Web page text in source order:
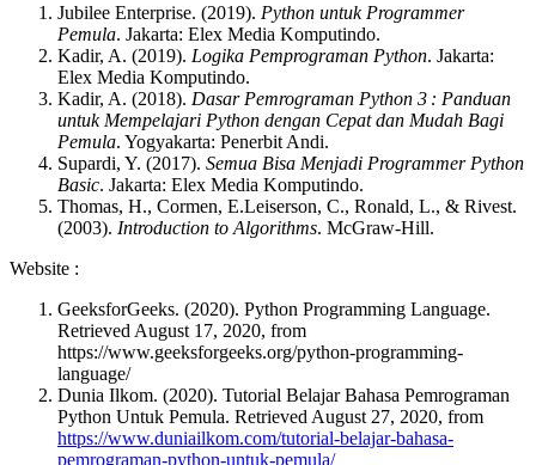
Jubilee Enterprise. (2019). Python untuk Programmer
Pemula. Jakarta: Elex Media Komputindo.
Kadir, A. (2019). Logika Pemprograman Python. Jakarta:
Elex Media Komputindo.
Kadir, A. (2018). Dasar Pemrograman Python 3 : Panduan
untuk Mempelajari Python dengan Cepat dan Mudah Bagi
Pemula. Yogyakarta: Penerbit Andi.
Supardi, Y. (2017). Semua Bisa Menjadi Programmer Python
Basic. Jakarta: Elex Media Komputindo.
Thomas, H., Cormen, E.Leiserson, C., Ronald, L., & Rivest.
(2003). Introduction to Algorithms. McGraw-Hill.
Website :
GeeksforGeeks. (2020). Python Programming Language.
Retrieved August 17, 2020, from
https://www.geeksforgeeks.org/python-programming-
language/
Dunia Ilkom. (2020). Tutorial Belajar Bahasa Pemrograman
Python Untuk Pemula. Retrieved August 27, 2020, from
https://www.duniailkom.com/tutorial-belajar-bahasa-
pemrograman-python-untuk-pemula/